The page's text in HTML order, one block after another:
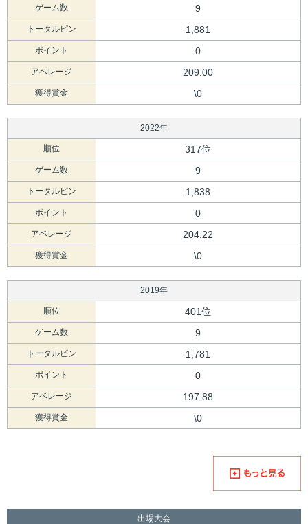
ゲーム数 9
トータルピン 1,881
ポイント 0
アベレージ 209.00
獲得賞金 \0
2022年
順位 317位
ゲーム数 9
トータルピン 1,838
ポイント 0
アベレージ 204.22
獲得賞金 \0
2019年
順位 401位
ゲーム数 9
トータルピン 1,781
ポイント 0
アベレージ 197.88
獲得賞金 \0
出場大会